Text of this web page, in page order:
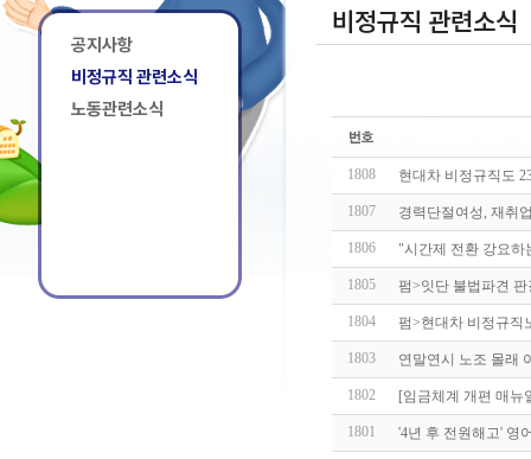
공지사항
비정규직 관련소식
노동관련소식
비정규직 관련소식
1808 현대차 비정규직도
1807 경력단절여성, 재취
1806 "시간제 전환 강요
1805 펌>잇단 불법파견
1804 펌>현대차 비정규
1803 연말연시 노조 몰래
1802 [임금체계 개편 매
1801 '4년 후 전원해고' 영